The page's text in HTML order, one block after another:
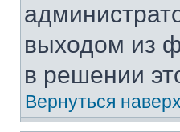
выходом из
в решении
Вернуться наверх